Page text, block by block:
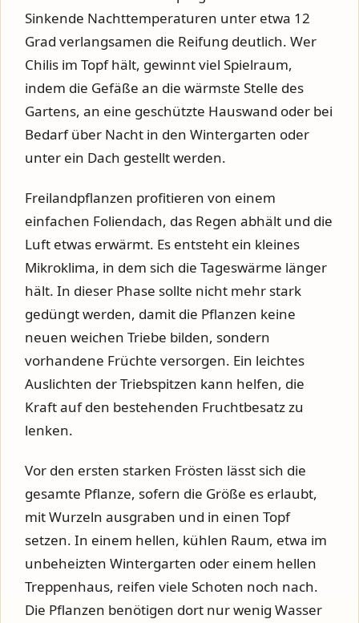
Sinkende Nachttemperaturen unter etwa 12
Grad verlangsamen die Reifung deutlich. Wer
Chilis im Topf hält, gewinnt viel Spielraum,
indem die Gefäße an die wärmste Stelle des
Gartens, an eine geschützte Hauswand oder bei
Bedarf über Nacht in den Wintergarten oder
unter ein Dach gestellt werden.
Freilandpflanzen profitieren von einem
einfachen Foliendach, das Regen abhält und die
Luft etwas erwärmt. Es entsteht ein kleines
Mikroklima, in dem sich die Tageswärme länger
hält. In dieser Phase sollte nicht mehr stark
gedüngt werden, damit die Pflanzen keine
neuen weichen Triebe bilden, sondern
vorhandene Früchte versorgen. Ein leichtes
Auslichten der Triebspitzen kann helfen, die
Kraft auf den bestehenden Fruchtbesatz zu
lenken.
Vor den ersten starken Frösten lässt sich die
gesamte Pflanze, sofern die Größe es erlaubt,
mit Wurzeln ausgraben und in einen Topf
setzen. In einem hellen, kühlen Raum, etwa im
unbeheizten Wintergarten oder einem hellen
Treppenhaus, reifen viele Schoten noch nach.
Die Pflanzen benötigen dort nur wenig Wasser